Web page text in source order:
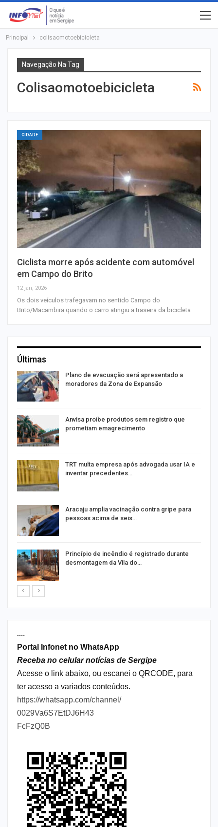
Principal colisaomotoebicicleta
Navegação Na Tag
Colisaomotoebicicleta
CIDADE
Ciclista morre após acidente com automóvel
em Campo do Brito
12 jan, 2026
Os dois veículos trafegavam no sentido Campo do
Brito/Macambira quando o carro atingiu a traseira da bicicleta
Últimas
Plano de evacuação será apresentado a
moradores da Zona de Expansão
Anvisa proíbe produtos sem registro que
prometiam emagrecimento
TRT multa empresa após advogada usar IA e
inventar precedentes…
Aracaju amplia vacinação contra gripe para
pessoas acima de seis…
Princípio de incêndio é registrado durante
desmontagem da Vila do…
----
Portal Infonet no WhatsApp
Receba no celular notícias de Sergipe
Acesse o link abaixo, ou escanei o QRCODE, para
ter acesso a variados conteúdos.
https://whatsapp.com/channel/
0029Va6S7EtDJ6H43
FcFzQ0B